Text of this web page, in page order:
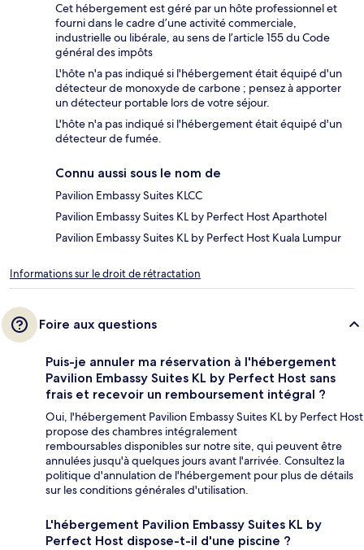
Cet hébergement est géré par un hôte professionnel et
fourni dans le cadre d’une activité commerciale,
industrielle ou libérale, au sens de l’article 155 du Code
général des impôts
L'hôte n'a pas indiqué si l'hébergement était équipé d'un
détecteur de monoxyde de carbone ; pensez à apporter
un détecteur portable lors de votre séjour.
L'hôte n'a pas indiqué si l'hébergement était équipé d'un
détecteur de fumée.
Connu aussi sous le nom de
Pavilion Embassy Suites KLCC
Pavilion Embassy Suites KL by Perfect Host Aparthotel
Pavilion Embassy Suites KL by Perfect Host Kuala Lumpur
Informations sur le droit de rétractation
Foire aux questions
Puis-je annuler ma réservation à l'hébergement
Pavilion Embassy Suites KL by Perfect Host sans
frais et recevoir un remboursement intégral ?
Oui, l'hébergement Pavilion Embassy Suites KL by Perfect Host
propose des chambres intégralement
remboursables disponibles sur notre site, qui peuvent être
annulées jusqu'à quelques jours avant l'arrivée. Consultez la
politique d'annulation de l'hébergement pour plus de détails
sur les conditions générales d'utilisation.
L'hébergement Pavilion Embassy Suites KL by
Perfect Host dispose-t-il d'une piscine ?